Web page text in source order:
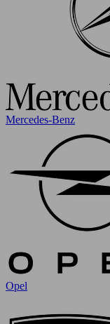
Mercedes-Benz
Opel